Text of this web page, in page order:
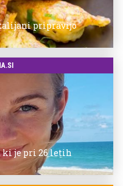
pripravijo
ki je pri 26 letih